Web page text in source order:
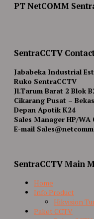
PT NetCOMM
SentraCCTV
Jababeka Industrial
Ruko SentraCCTV
Jl.Tarum Barat 2 Blok
Cikarang Pusat –
Depan Apotik K24
Sales Manager HP/WA
E-mail
SentraCCTV Main
Home
Info Product
Hikvision
Paket CCTV